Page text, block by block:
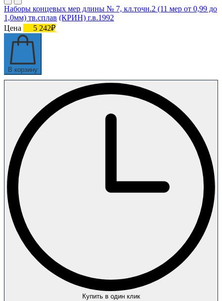
Наборы концевых мер длины № 7, кл.точн.2 (11 мер от 0,99 до
1,0мм) тв.сплав (КРИН) г.в.1992
Цена
5 242₽
В корзину
Купить в один клик